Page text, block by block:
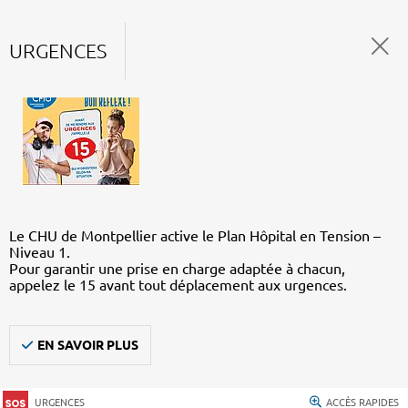
URGENCES
Le CHU de Montpellier active le Plan Hôpital en Tension –
Niveau 1.
Pour garantir une prise en charge adaptée à chacun,
appelez le 15 avant tout déplacement aux urgences.
EN SAVOIR PLUS
URGENCES ACCÈS RAPIDES